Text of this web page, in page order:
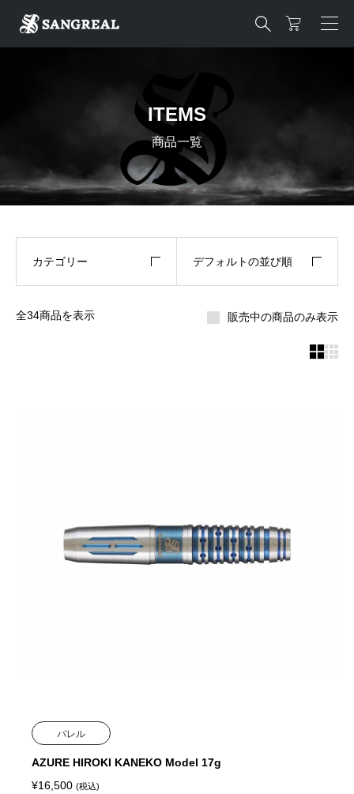

ITEMS
商品一覧
全34商品を表示
カテゴリー デフォルトの並び順
販売中の商品のみ表示

バレル
AZURE HIROKI KANEKO Model 17g
¥16,500 (税込)